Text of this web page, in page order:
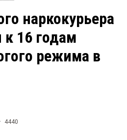
Рейтинги
Блоги
Архив
наркокурьера
к 16 годам
режима в
4440